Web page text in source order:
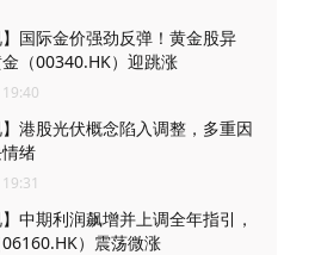
】国际金价强劲反弹！黄金股异
（00340.HK）迎跳涨
】港股光伏概念陷入调整，多重因
绪
】中期利润飙增并上调全年指引，
）震荡微涨